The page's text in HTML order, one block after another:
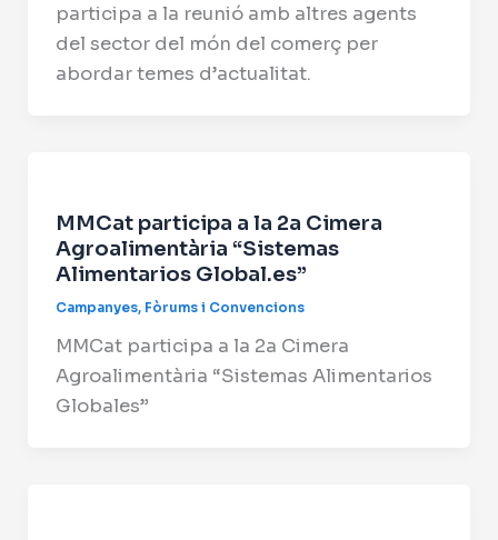
participa a la reunió amb altres agents
del sector del món del comerç per
abordar temes d’actualitat.
MMCat participa a la 2a Cimera
Agroalimentària “Sistemas
Alimentarios Global.es”
Campanyes, Fòrums i Convencions
MMCat participa a la 2a Cimera
Agroalimentària “Sistemas Alimentarios
Globales”